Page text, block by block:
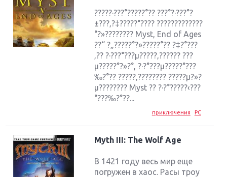
?????·???°?????°?? ???°?·???°?
±???‚?‡?????°???? ?????????????
°?»???????? Myst, End of Ages
??“ ?„?????°?»?????°?? ?‡?°???
‚?? ?·???°???µ?????‚?????? ???
µ?????°?»?°, ?·?°???µ?????°???
‰?°?? ?????‚???????? ?????µ?»?
µ???????? Myst ?? ?·?°?????‹???
°???‰?°??...
приключения PC
Myth III: The Wolf Age
В 1421 году весь мир еще
погружен в хаос. Расы троу